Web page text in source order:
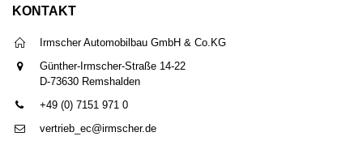
KONTAKT
Irmscher Automobilbau GmbH & Co.KG
Günther-Irmscher-Straße 14-22
D-73630 Remshalden
+49 (0) 7151 971 0
vertrieb_ec@irmscher.de